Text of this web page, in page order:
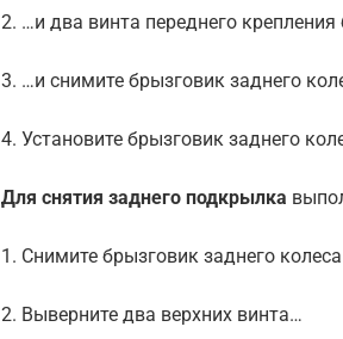
2. …и два винта переднего
3. …и снимите брызговик заднего
4. Установите брызговик заднего
Для снятия заднего подкрылка
1. Снимите брызговик заднего
2. Выверните два верхних винта…